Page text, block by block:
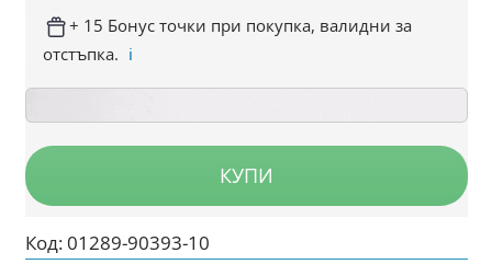
+ 15 Бонус точки при покупка, валидни за
отстъпка. ℹ️
КУПИ
Код:01289-90393-10